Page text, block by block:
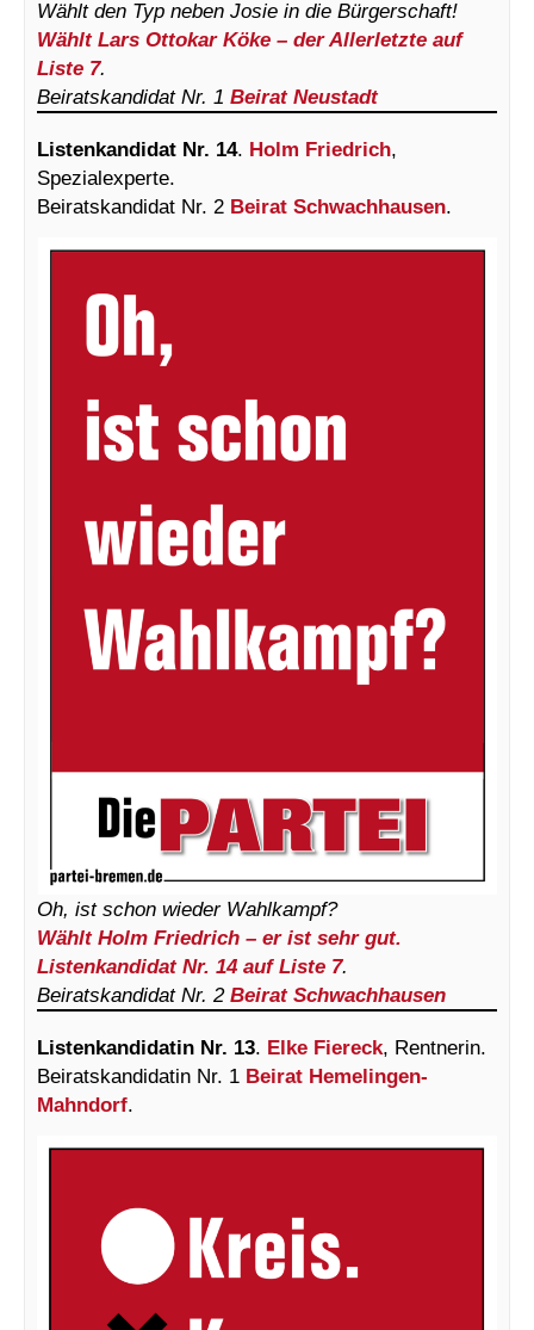
Wählt den Typ neben Josie in die Bürgerschaft!
Wählt Lars Ottokar Köke – der Allerletzte auf
Liste 7.
Beiratskandidat Nr. 1 Beirat Neustadt
Listenkandidat Nr. 14. Holm Friedrich,
Spezialexperte.
Beiratskandidat Nr. 2 Beirat Schwachhausen.
Oh, ist schon wieder Wahlkampf?
Wählt Holm Friedrich – er ist sehr gut.
Listenkandidat Nr. 14 auf Liste 7.
Beiratskandidat Nr. 2 Beirat Schwachhausen
Listenkandidatin Nr. 13. Elke Fiereck, Rentnerin.
Beiratskandidatin Nr. 1 Beirat Hemelingen-
Mahndorf.